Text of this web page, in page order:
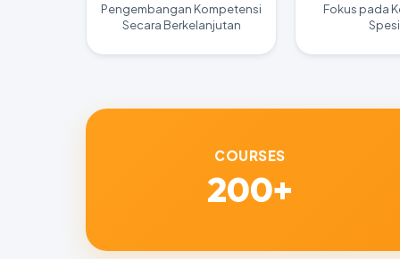
Pengembangan Kompetensi
Secara Berkelanjutan
Fokus pada
COURSES
200+